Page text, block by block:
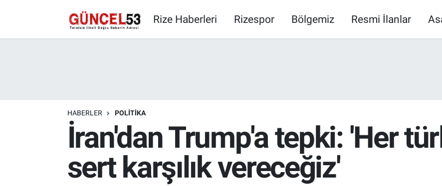
Rize Haberleri Rizespor Bölgemiz Resmi İlanlar
HABERLER POLITIKA
İran'dan Trump'a tepki: 'Her
sert karşılık vereceğiz'